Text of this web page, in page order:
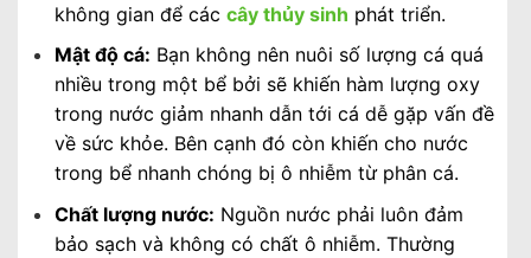
không gian để các cây thủy sinh phát triển.
Mật độ cá: Bạn không nên nuôi số lượng cá quá
nhiều trong một bể bởi sẽ khiến hàm lượng oxy
trong nước giảm nhanh dẫn tới cá dễ gặp vấn đề
về sức khỏe. Bên cạnh đó còn khiến cho nước
trong bể nhanh chóng bị ô nhiễm từ phân cá.
Chất lượng nước: Nguồn nước phải luôn đảm
bảo sạch và không có chất ô nhiễm. Thường